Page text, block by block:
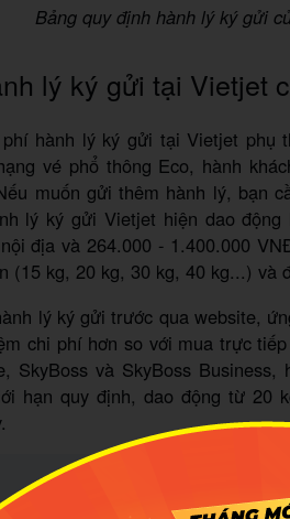
Bảng quy định hành lý ký gửi
lý ký gửi tại Vietjet
hành lý ký gửi tại Vietjet phụ
vé phổ thông Eco, hành
muốn gửi thêm hành lý, bạn
lý ký gửi Vietjet hiện dao
địa và 264.000 - 1.400.000
(15 kg, 20 kg, 30 kg, 40 kg...) và
lý ký gửi trước qua website,
chi phí hơn so với mua trực
SkyBoss và SkyBoss
hạn quy định, dao động từ 20